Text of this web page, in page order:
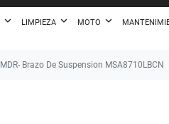
LIMPIEZA MOTO
MDR- Brazo De Suspension MSA8710LBCN